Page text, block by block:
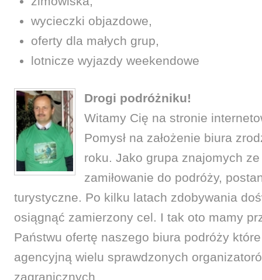
wycieczki objazdowe,
oferty dla małych grup,
lotnicze wyjazdy weekendowe
Drogi podróżniku!
Witamy Cię na stronie
Pomysł na założenie biura
roku. Jako grupa znajomych
zamiłowanie do podróży,
turystyczne. Po kilku latach zdobywania
osiągnąć zamierzony cel. I tak oto mamy
Państwu ofertę naszego biura podróży
agencyjną wielu sprawdzonych
zagranicznych.